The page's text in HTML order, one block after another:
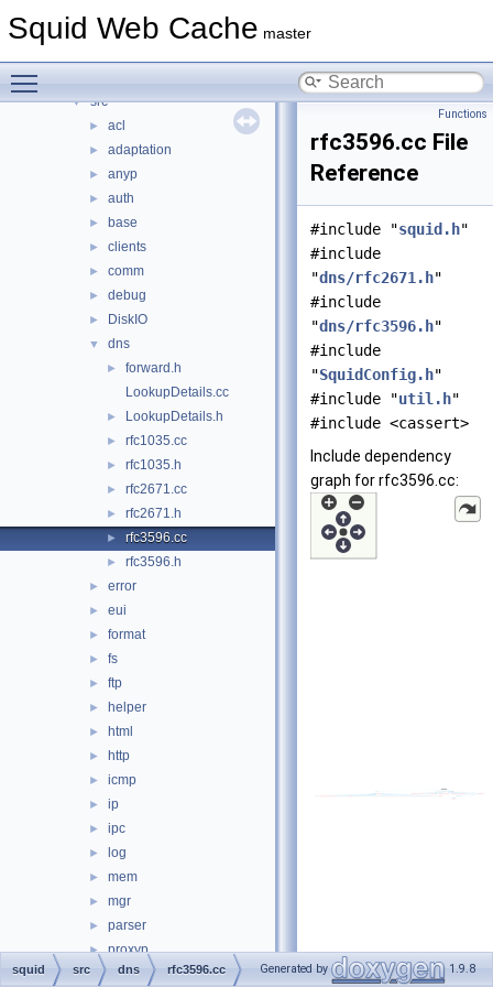
Squid Web Cache master
► include
▼ src
► acl
► adaptation
► anyp
► auth
► base
► clients
► comm
► debug
► DiskIO
▼ dns
►
forward.h
LookupDetails.cc
► LookupDetails.h
► rfc1035.cc
► rfc1035.h
► rfc2671.cc
► rfc2671.h
► rfc3596.cc
► rfc3596.h
► error
► eui
► format
► fs
► ftp
► helper
► html
► http
► icmp
► ip
► ipc
► log
► mem
► mgr
► parser
► proxyp
► repl
Functions
rfc3596.cc File
Reference
#include "squid.h"
#include
"dns/rfc2671.h"
#include
"dns/rfc3596.h"
#include
"SquidConfig.h"
#include "util.h"
#include <cassert>
Include dependency
graph for rfc3596.cc:
squid src dns rfc3596.cc Generated by 1.9.8